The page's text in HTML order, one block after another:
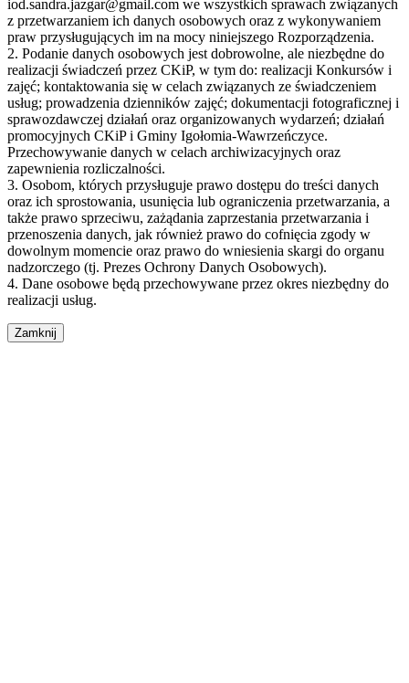
iod.sandra.jazgar@gmail.com we wszystkich sprawach związanych
z przetwarzaniem ich danych osobowych oraz z wykonywaniem
praw przysługujących im na mocy niniejszego Rozporządzenia.
2. Podanie danych osobowych jest dobrowolne, ale niezbędne do
realizacji świadczeń przez CKiP, w tym do: realizacji Konkursów i
zajęć; kontaktowania się w celach związanych ze świadczeniem
usług; prowadzenia dzienników zajęć; dokumentacji fotograficznej i
sprawozdawczej działań oraz organizowanych wydarzeń; działań
promocyjnych CKiP i Gminy Igołomia-Wawrzeńczyce.
Przechowywanie danych w celach archiwizacyjnych oraz
zapewnienia rozliczalności.
3. Osobom, których przysługuje prawo dostępu do treści danych
oraz ich sprostowania, usunięcia lub ograniczenia przetwarzania, a
także prawo sprzeciwu, zażądania zaprzestania przetwarzania i
przenoszenia danych, jak również prawo do cofnięcia zgody w
dowolnym momencie oraz prawo do wniesienia skargi do organu
nadzorczego (tj. Prezes Ochrony Danych Osobowych).
4. Dane osobowe będą przechowywane przez okres niezbędny do
realizacji usług.
Zamknij